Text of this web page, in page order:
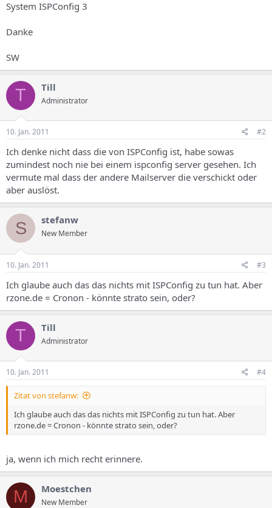
System ISPConfig 3
Danke
SW
T Till
Administrator
10. Jan. 2011 #2
Ich denke nicht dass die von ISPConfig ist, habe sowas
zumindest noch nie bei einem ispconfig server gesehen. Ich
vermute mal dass der andere Mailserver die verschickt oder
aber auslöst.
S stefanw
New Member
10. Jan. 2011 #3
Ich glaube auch das das nichts mit ISPConfig zu tun hat. Aber
rzone.de = Cronon - könnte strato sein, oder?
T Till
Administrator
10. Jan. 2011 #4
Zitat von stefanw:
Ich glaube auch das das nichts mit ISPConfig zu tun hat. Aber
rzone.de = Cronon - könnte strato sein, oder?
ja, wenn ich mich recht erinnere.
M Moestchen
New Member